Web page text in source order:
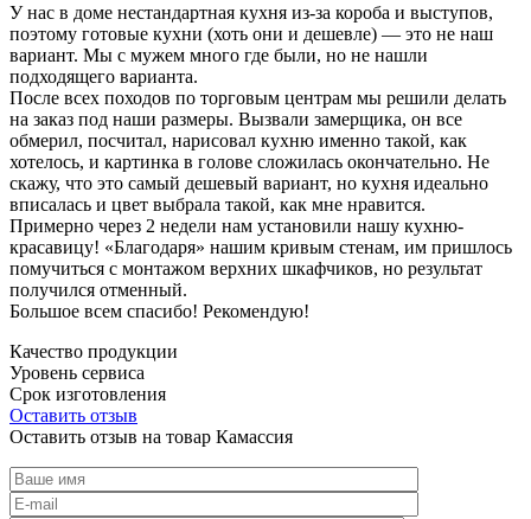
У нас в доме нестандартная кухня из-за короба и выступов,
поэтому готовые кухни (хоть они и дешевле) — это не наш
вариант. Мы с мужем много где были, но не нашли
подходящего варианта.
После всех походов по торговым центрам мы решили делать
на заказ под наши размеры. Вызвали замерщика, он все
обмерил, посчитал, нарисовал кухню именно такой, как
хотелось, и картинка в голове сложилась окончательно. Не
скажу, что это самый дешевый вариант, но кухня идеально
вписалась и цвет выбрала такой, как мне нравится.
Примерно через 2 недели нам установили нашу кухню-
красавицу! «Благодаря» нашим кривым стенам, им пришлось
помучиться с монтажом верхних шкафчиков, но результат
получился отменный.
Большое всем спасибо! Рекомендую!
Качество продукции
Уровень сервиса
Срок изготовления
Оставить отзыв
Оставить отзыв на товар Камассия